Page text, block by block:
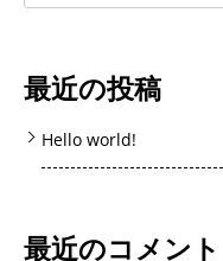
最近の投稿
Hello world!
最近のコメント